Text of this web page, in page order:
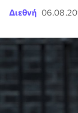
Διεθνή